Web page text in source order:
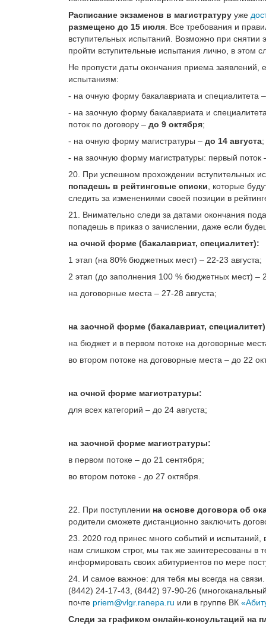
Расписание экзаменов в магистратуру уже
размещено до 15 июля . Все требования и
вступительных испытаний. Возможно при снятии
пройти вступительные испытания лично, в этом
Не пропусти даты окончания приема заявлений,
испытаниям:
- на очную форму бакалавриата и специалитета
- на заочную форму бакалавриата и
поток по договору – до 9 октября;
- на очную форму магистратуры – до 14 августа;
- на заочную форму магистратуры: первый поток
20. При успешном прохождении вступительных
попадешь в рейтинговые списки , которые
следить за изменениями своей позиции в
21. Внимательно следи за датами окончания
попадешь в приказ о зачислении, даже если
на очной форме (бакалавриат, специалитет):
1 этап (на 80% бюджетных мест) – 22-23 августа;
2 этап (до заполнения 100 % бюджетных мест) –
на договорные места – 27-28 августа;
на заочной форме (бакалавриат,
на бюджет и в первом потоке на договорные
во втором потоке на договорные места – до 22
на очной форме магистратуры:
для всех категорий – до 24 августа;
на заочной форме магистратуры:
в первом потоке – до 21 сентября;
во втором потоке - до 27 октября.
22. При поступлении на основе договора об
родители сможете дистанционно заключить
23. 2020 год принес много событий и
нам слишком строг, мы так же заинтересованы в
информировать своих абитуриентов по мере
24. И самое важное: для тебя мы всегда на
(8442) 24-17-43, (8442) 97-90-26
почте priem@vlgr.ranepa.ru или в группе ВК
Следи за графиком онлайн-консультаций на